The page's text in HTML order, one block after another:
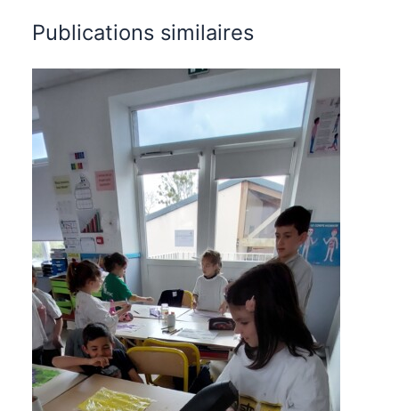
Publications similaires